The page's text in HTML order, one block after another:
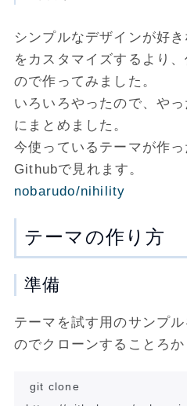
シンプルなデザインが好
をカスタマイズするより
ので作ってみました。
いろいろやったので、や
にまとめました。
今使っているテーマが作
Githubで見れます。
nobarudo/nihility
テーマの作り方
準備
テーマを試す用のサンプ
のでクローンすることろか
git clone